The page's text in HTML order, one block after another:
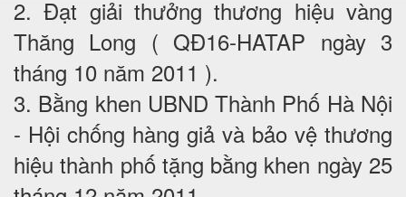
2. Đạt giải thưởng thương hiệu vàng
Thăng Long ( QĐ16-HATAP ngày 3
tháng 10 năm 2011 ).
3. Bằng khen UBND Thành Phố Hà Nội
- Hội chống hàng giả và bảo vệ thương
hiệu thành phố tặng bằng khen ngày 25